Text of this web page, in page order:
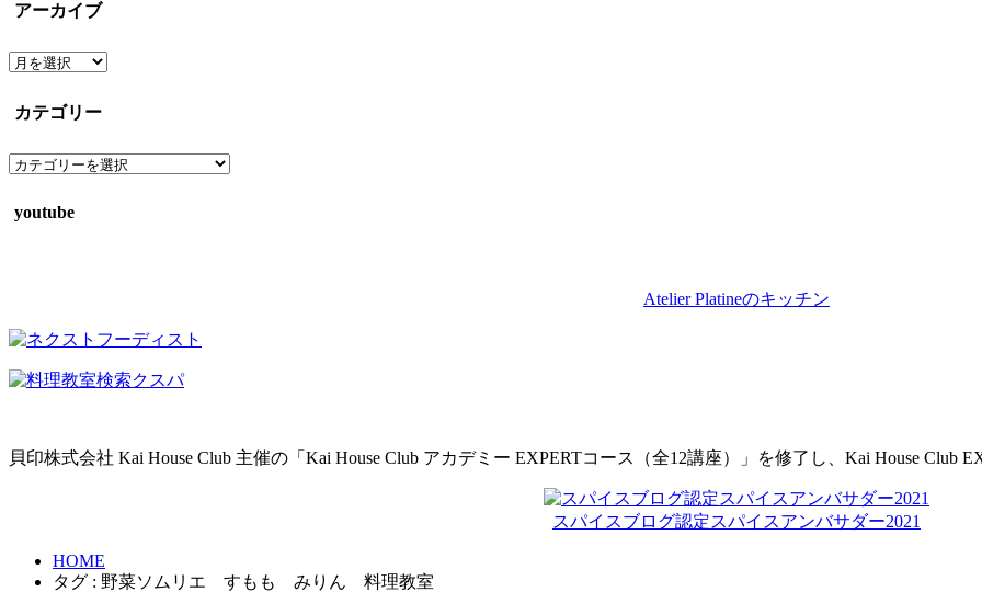
アーカイブ
ア
カ
ブ
カテゴリー
カ
ゴ
youtube
Atelier Platineのキッチン
貝印株式会社 Kai House Club 主催の「Kai House Club アカデミー EXPERTコース（全12講座）」を修了し、Kai House Club
スパイスブログ認定スパイスアンバサダー2021
HOME
タグ : 野菜ソムリエ すもも みりん 料理教室